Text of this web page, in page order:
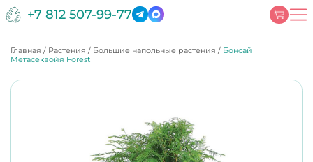
+7 812 507-99-77
Главная / Растения / Большие напольные растения / Бонсай
Метасеквойя Forest